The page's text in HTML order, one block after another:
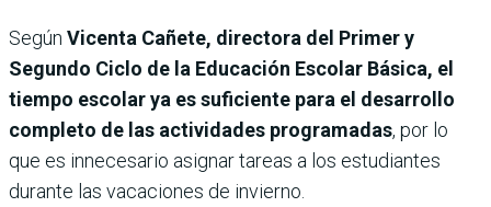
Según Vicenta Cañete, directora del Primer y
Segundo Ciclo de la Educación Escolar Básica, el
tiempo escolar ya es suficiente para el desarrollo
completo de las actividades programadas, por lo
que es innecesario asignar tareas a los estudiantes
durante las vacaciones de invierno.